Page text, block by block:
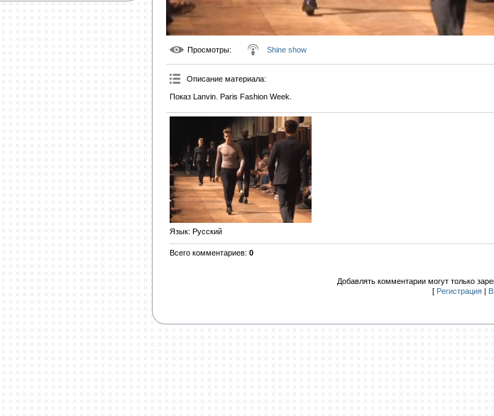
Просмотры: Shine show
Описание материала:
Показ Lanvin. Paris Fashion Week.
Язык: Русский
Всего комментариев: 0
Добавлять комментарии могут только
[ Регистрация |